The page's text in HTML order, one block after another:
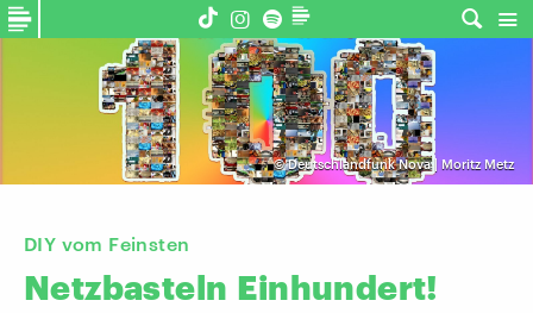
©Deutschlandfunk Nova | Moritz Metz
DIY vom Feinsten
Netzbasteln Einhundert!